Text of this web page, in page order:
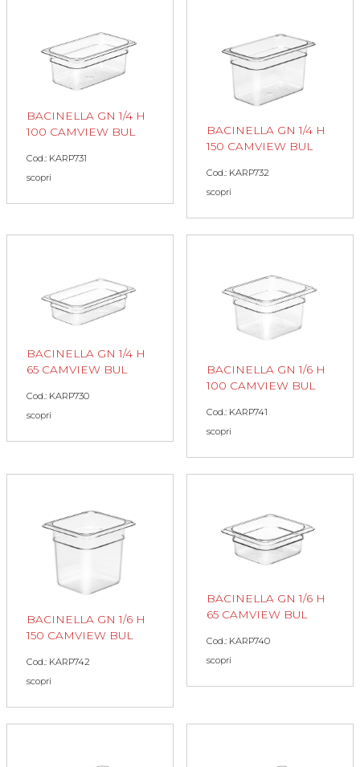
BACINELLA GN 1/4 H
100 CAMVIEW BUL
Cod.: KARP731
scopri
BACINELLA GN 1/4 H
150 CAMVIEW BUL
Cod.: KARP732
scopri
BACINELLA GN 1/4 H
65 CAMVIEW BUL
Cod.: KARP730
scopri
BACINELLA GN 1/6 H
100 CAMVIEW BUL
Cod.: KARP741
scopri
BACINELLA GN 1/6 H
150 CAMVIEW BUL
Cod.: KARP742
scopri
BACINELLA GN 1/6 H
65 CAMVIEW BUL
Cod.: KARP740
scopri